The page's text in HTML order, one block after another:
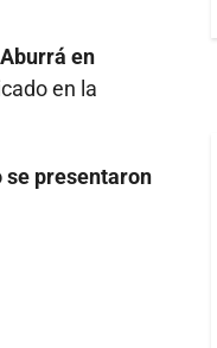
en
en la
se presentaron